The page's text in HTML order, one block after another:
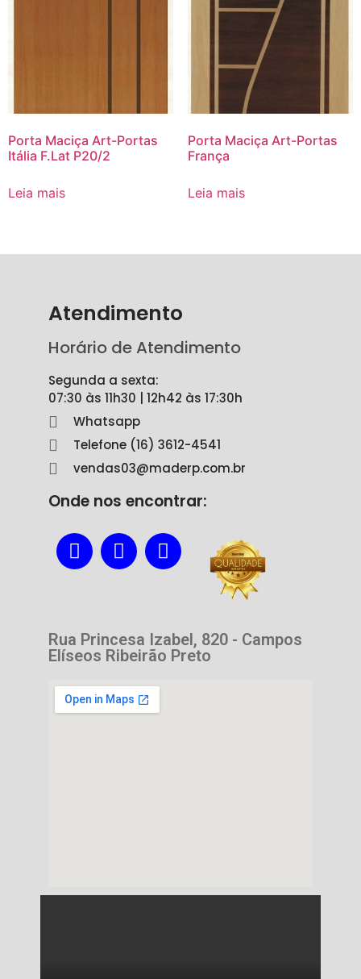
Porta Maciça Art-Portas
Itália F.Lat P20/2
Leia mais
Porta Maciça Art-Portas
França
Leia mais
Atendimento
Horário de Atendimento
Segunda a sexta:
07:30 às 11h30 | 12h42 às 17:30h
Whatsapp
Telefone (16) 3612-4541
vendas03@maderp.com.br
Onde nos encontrar:
Rua Princesa Izabel, 820 - Campos
Elíseos Ribeirão Preto